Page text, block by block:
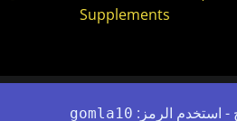
Supplements
gomla10